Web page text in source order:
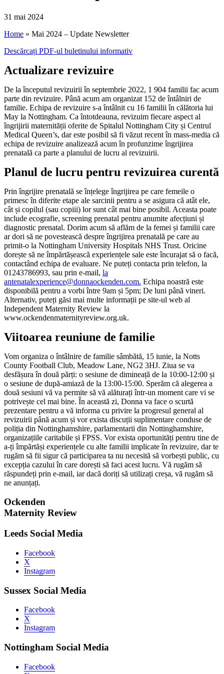
31 mai 2024
Home » Mai 2024 – Update Newsletter
Descărcați PDF-ul buletinului informativ
Actualizare revizuire
De la începutul revizuirii în septembrie 2022, 1 904 familii fac acum
parte din revizuire. Până acum am organizat 152 de întâlniri de
familie. Echipa de revizuire s-a întâlnit cu 16 familii în călătoria lui
May la Nottingham. Ca întotdeauna, revizuim fiecare aspect al
îngrijirii maternității oferite de Spitalul Nottingham City și Centrul
Medical Queen’s, dar este posibil să fi văzut recent în mass-media că
echipa de revizuire analizează acum în profunzime îngrijirea
prenatală ca parte a planului de lucru al revizuirii.
Planul de lucru pentru revizuirea curentă
Prin îngrijire prenatală se înțelege îngrijirea pe care femeile o
primesc în diferite etape ale sarcinii pentru a se asigura că atât ele,
cât și copilul (sau copiii) lor sunt cât mai bine posibil. Aceasta poate
include ecografie, screening prenatal pentru anumite afecțiuni și
diagnostic prenatal. Dorim acum să aflăm de la femei și familii care
ar dori să ne povestească despre îngrijirea prenatală pe care au
primit-o la Nottingham University Hospitals NHS Trust. Oricine
dorește să ne împărtășească experiențele sale este încurajat să o facă,
contactând echipa de evaluare. Ne puteți contacta prin telefon, la
01243786993, sau prin e-mail, la
antenatalexperience@donnaockenden.com. Echipa noastră este
disponibilă pentru a vorbi între 9am și 5pm; De luni până vineri.
Alternativ, puteți găsi mai multe informații pe site-ul web al
Independent Maternity Review la
www.ockendenmaternityreview.org.uk.
Viitoarea reuniune de familie
Vom organiza o întâlnire de familie sâmbătă, 15 iunie, la Notts
County Football Club, Meadow Lane, NG2 3HJ. Ziua se va
desfășura în două părți: o sesiune de dimineață de la 10:00-12:00 și
o sesiune de după-amiază de la 13:00-15:00. Sperăm că alegerea a
două sesiuni vă va permite să vă alăturați într-un moment care vi se
potrivește cel mai bine. În această zi, Donna va face o scurtă
prezentare pentru a vă informa cu privire la progresul general al
revizuirii până acum și vor exista discuții suplimentare conduse de
poliția din Nottinghamshire, parlamentarii din Nottinghamshire,
organizațiile caritabile și FPSS. Vor exista oportunități pentru tine de
a-ți împărtăși experiențele cu alte familii implicate în revizuire, dar te
rugăm să fii sigur că participarea ta nu necesită să vorbești public, cu
excepția cazului în care dorești să faci acest lucru. Vă rugăm să
răspundeți prin e-mail, iar dacă doriți să utilizați creșa, vă rugăm să
ne anunțați.
Ockenden
Maternity Review
Leeds Social Media
Facebook
X
Instagram
Sussex Social Media
Facebook
X
Instagram
Nottingham Social Media
Facebook